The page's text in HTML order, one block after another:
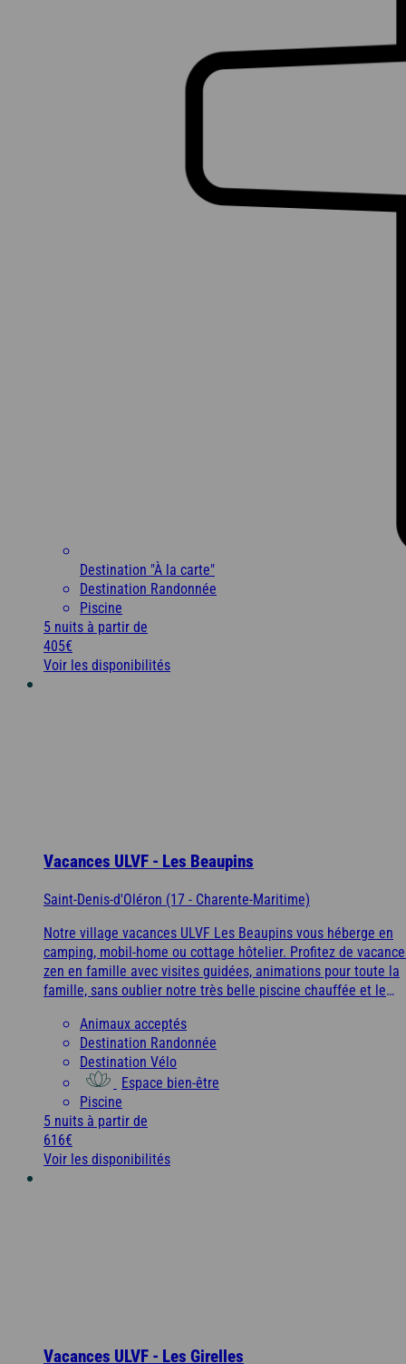
Destination "À la carte"
Destination Randonnée
Piscine
5 nuits à partir de
405€
Voir les disponibilités
Vacances ULVF - Les Beaupins
Saint-Denis-d'Oléron (17 - Charente-Maritime)
Notre village vacances ULVF Les Beaupins vous héberge en
camping, mobil-home ou cottage hôtelier. Profitez de
zen en famille avec visites guidées, animations pour toute la
famille, sans oublier notre très belle piscine chauffée et le
Animaux acceptés
Destination Randonnée
Destination Vélo
Espace bien-être
Piscine
5 nuits à partir de
616€
Voir les disponibilités
Vacances ULVF - Les Girelles